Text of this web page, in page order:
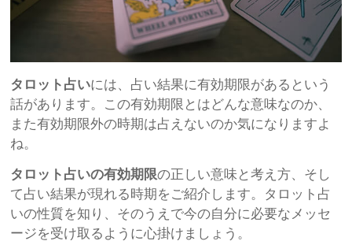
タロット占いには、占い結果に有効期限があるという
話があります。この有効期限とはどんな意味なのか、
また有効期限外の時期は占えないのか気になりますよ
ね。
タロット占いの有効期限の正しい意味と考え方、そし
て占い結果が現れる時期をご紹介します。タロット占
いの性質を知り、そのうえで今の自分に必要なメッセ
ージを受け取るように心掛けましょう。